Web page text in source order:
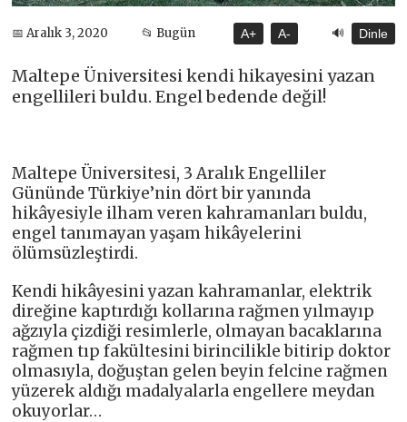
📅 Aralık 3, 2020 📂 Bugün A+ A- 🔊 Dinle
Maltepe Üniversitesi kendi hikayesini yazan
engellileri buldu. Engel bedende değil!
Maltepe Üniversitesi, 3 Aralık Engelliler
Gününde Türkiye’nin dört bir yanında
hikâyesiyle ilham veren kahramanları buldu,
engel tanımayan yaşam hikâyelerini
ölümsüzleştirdi.
Kendi hikâyesini yazan kahramanlar, elektrik
direğine kaptırdığı kollarına rağmen yılmayıp
ağzıyla çizdiği resimlerle, olmayan bacaklarına
rağmen tıp fakültesini birincilikle bitirip doktor
olmasıyla, doğuştan gelen beyin felcine rağmen
yüzerek aldığı madalyalarla engellere meydan
okuyorlar…